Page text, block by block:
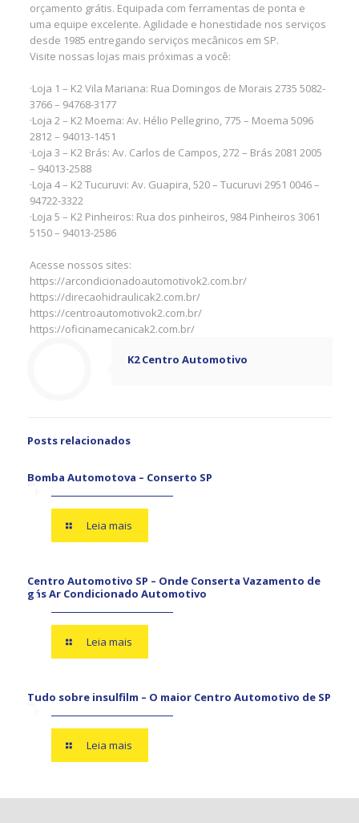
orçamento grátis. Equipada com ferramentas de ponta e
uma equipe excelente. Agilidade e honestidade nos serviços
desde 1985 entregando serviços mecânicos em SP.
Visite nossas lojas mais próximas a você:
·Loja 1 – K2 Vila Mariana: Rua Domingos de Morais 2735 5082-
3766 – 94768-3177
·Loja 2 – K2 Moema: Av. Hélio Pellegrino, 775 – Moema 5096
2812 – 94013-1451
·Loja 3 – K2 Brás: Av. Carlos de Campos, 272 – Brás 2081 2005
– 94013-2588
·Loja 4 – K2 Tucuruvi: Av. Guapira, 520 – Tucuruvi 2951 0046 –
94722-3322
·Loja 5 – K2 Pinheiros: Rua dos pinheiros, 984 Pinheiros 3061
5150 – 94013-2586
Acesse nossos sites:
https://arcondicionadoautomotivok2.com.br/
https://direcaohidraulicak2.com.br/
https://centroautomotivok2.com.br/
https://oficinamecanicak2.com.br/
K2 Centro Automotivo
Posts relacionados
Bomba Automotova – Conserto SP
Leia mais
Centro Automotivo SP – Onde Conserta Vazamento de
gás Ar Condicionado Automotivo
Leia mais
Tudo sobre insulfilm – O maior Centro Automotivo de SP
Leia mais